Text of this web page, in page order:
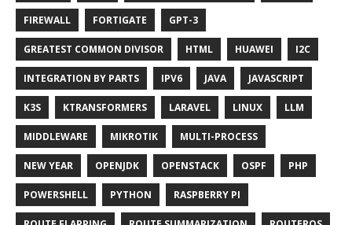
FIREWALL FORTIGATE GPT-3
GREATEST COMMON DIVISOR HTML HUAWEI I2C
INTEGRATION BY PARTS IPV6 JAVA JAVASCRIPT
K3S KTRANSFORMERS LARAVEL LINUX LLM
MIDDLEWARE MIKROTIK MULTI-PROCESS
NEW YEAR OPENJDK OPENSTACK OSPF PHP
POWERSHELL PYTHON RASPBERRY PI